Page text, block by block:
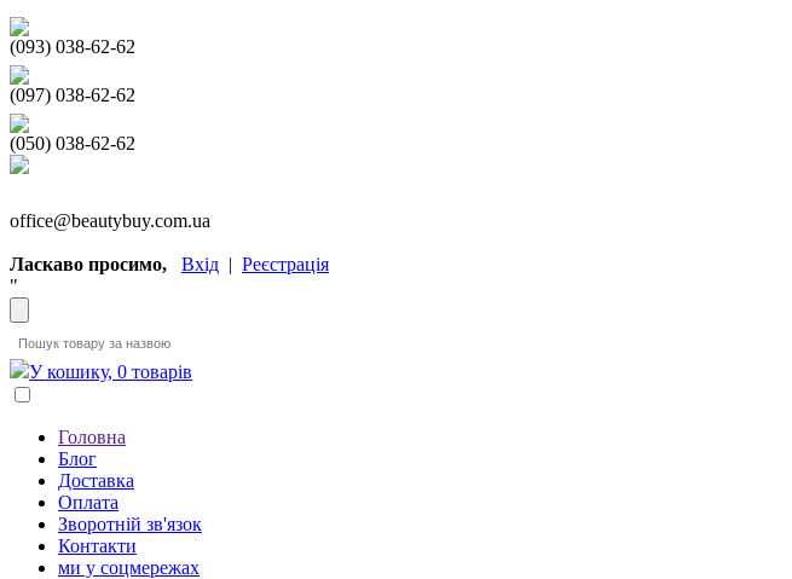
(093) 038-62-62
(097) 038-62-62
(050) 038-62-62
office@beautybuy.com.ua
Ласкаво просимо, Вхід | Реєстрація
"
У кошику, 0 товарів
Головна
Блог
Доставка
Оплата
Зворотній зв'язок
Контакти
ми у соцмережах